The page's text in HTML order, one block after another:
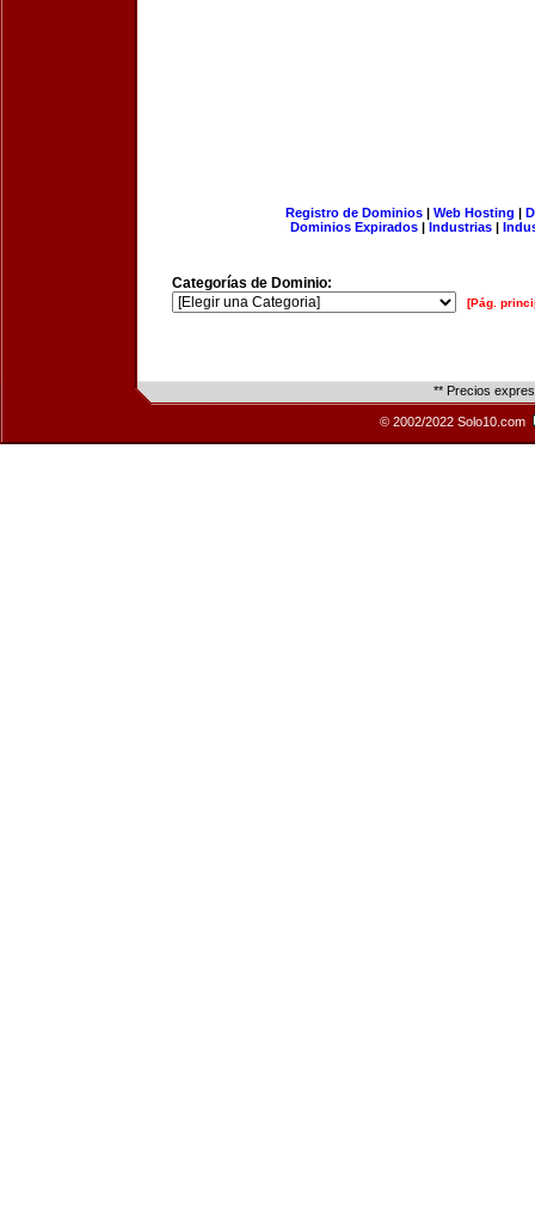
Registro de Dominios| Web Hosting |
Dominios Expirados | Industrias |
Categorías de Dominio:
[Pág.
** Precios
© 2002/2022 Solo10.com